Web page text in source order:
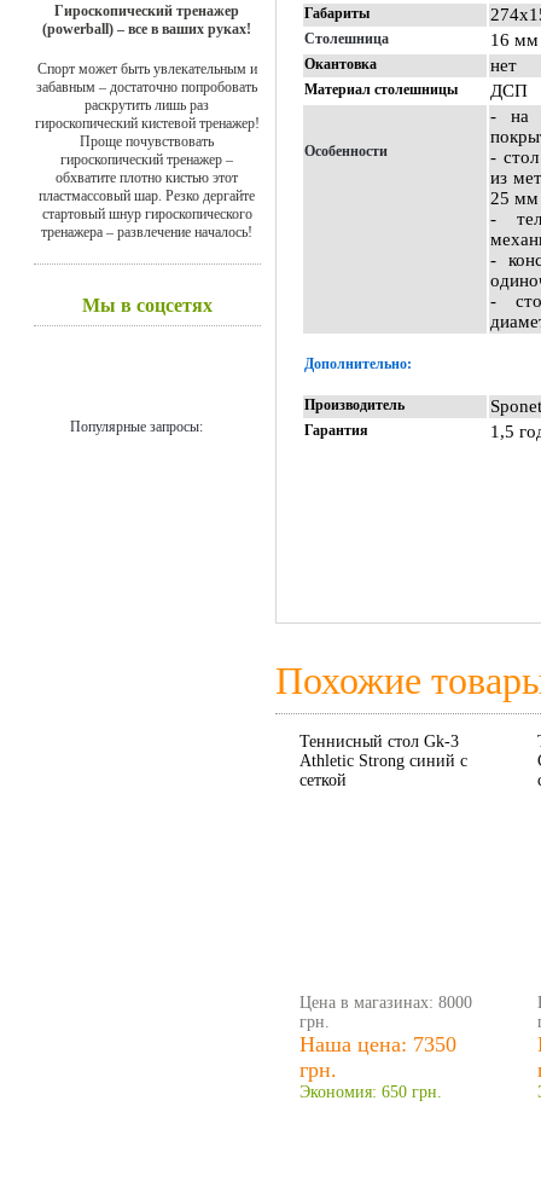
Гироскопический тренажер
(powerball) – все в ваших руках!
Спорт может быть увлекательным и
забавным – достаточно попробовать
раскрутить лишь раз
гироскопический кистевой тренажер!
Проще почувствовать
гироскопический тренажер –
обхватите плотно кистью этот
пластмассовый шар. Резко дергайте
стартовый шнур гироскопического
тренажера – развлечение началось!
Мы в соцсетях
Популярные запросы:
Габариты
Столешница 16 мм
Окантовка нет
Материал столешницы ДСП
Особенности
- на
-
из
25 мм
-
-
-
Дополнительно:
Производитель
Гарантия 1,5
Похожие
Теннисный стол Gk-3
Athletic Strong синий с
сеткой
Цена в магазинах: 8000
грн.
Наша цена: 7350
грн.
Экономия: 650 грн.